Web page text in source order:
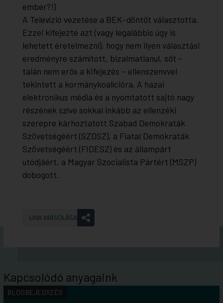
ember?!)
A Televízió vezetése a BEK-döntőt választotta.
Ezzel kifejezte azt (vagy legalábbis úgy is
lehetett éretelmezni), hogy nem ilyen választási
eredményre számított, bizalmatlanul, sőt –
talán nem erős a kifejezés – ellenszenvvel
tekintett a kormánykoalícióra. A hazai
elektronikus média és a nyomtatott sajtó nagy
részének szíve sokkal inkább az ellenzéki
szerepre kárhoztatott Szabad Demokraták
Szövetségéért (SZDSZ), a Fiatal Demokraták
Szövetségéért (FIDESZ) és az állampárt
utódjáért, a Magyar Szocialista Pártért (MSZP)
dobogott.
LINK MÁSOLÁSA
Kapcsolódó anyagaink
BLOGBEJEGYZÉS